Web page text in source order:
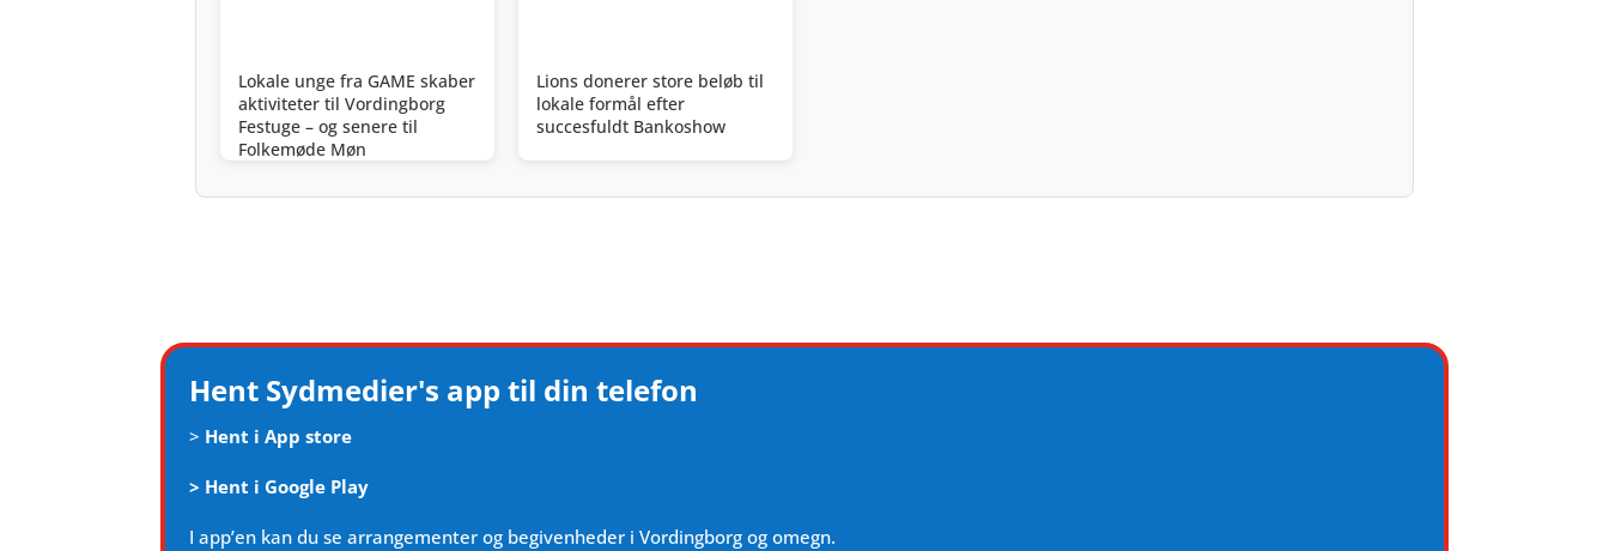
Lokale unge fra GAME skaber
aktiviteter til Vordingborg
Festuge – og senere til
Folkemøde Møn
Lions donerer store beløb til
lokale formål efter
succesfuldt Bankoshow
Hent Sydmedier's app til din telefon
> Hent i App store
> Hent i Google Play
I app’en kan du se arrangementer og begivenheder i Vordingborg og omegn.